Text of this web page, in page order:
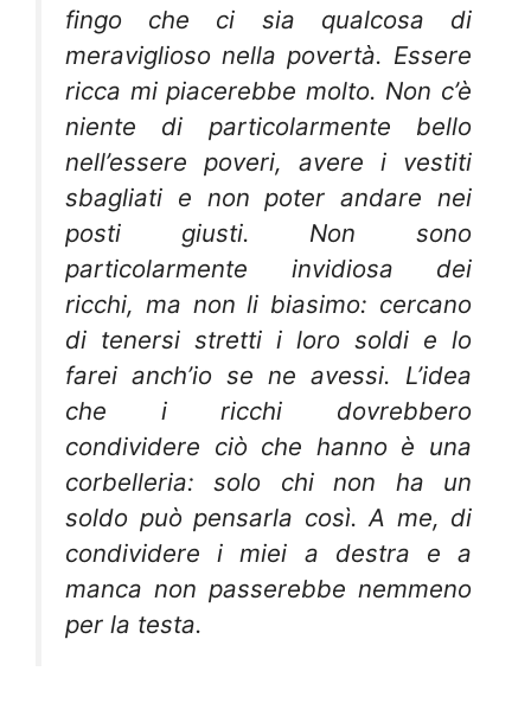
fingo che ci sia qualcosa di
meraviglioso nella povertà. Essere
ricca mi piacerebbe molto. Non c’è
niente di particolarmente bello
nell’essere poveri, avere i vestiti
sbagliati e non poter andare nei
posti giusti. Non sono
particolarmente invidiosa dei
ricchi, ma non li biasimo: cercano
di tenersi stretti i loro soldi e lo
farei anch’io se ne avessi. L’idea
che i ricchi dovrebbero
condividere ciò che hanno è una
corbelleria: solo chi non ha un
soldo può pensarla così. A me, di
condividere i miei a destra e a
manca non passerebbe nemmeno
per la testa.